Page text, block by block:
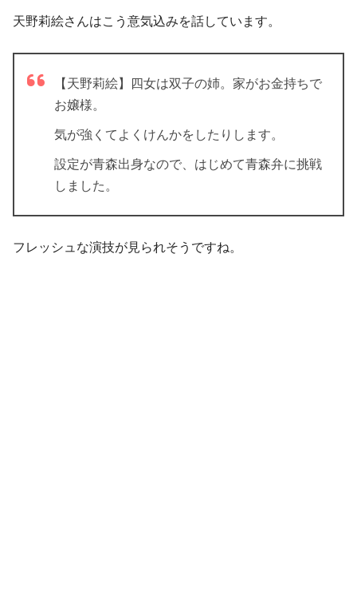
天野莉絵さんはこう意気込みを話しています。
【天野莉絵】四女は双子の姉。家がお金持ちで
お嬢様。
気が強くてよくけんかをしたりします。
設定が青森出身なので、はじめて青森弁に挑戦
しました 。
フレッシュな演技が見られそうですね。